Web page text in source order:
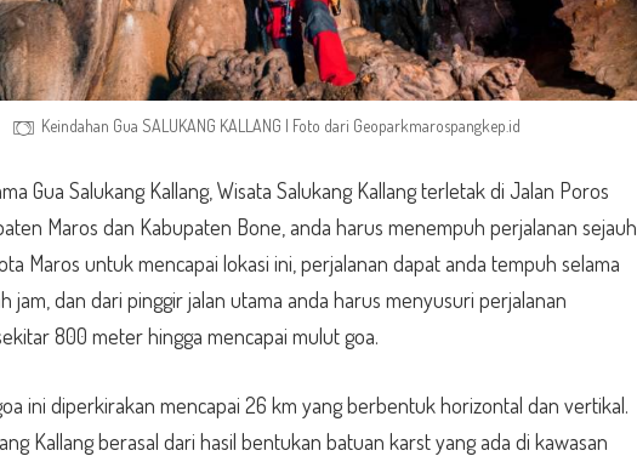
Keindahan Gua SALUKANG KALLANG | Foto dari Geoparkmarospangkep.id
Gua Salukang Kallang, Wisata Salukang Kallang terletak di Jalan Poros
Maros dan Kabupaten Bone, anda harus menempuh perjalanan sejauh
Maros untuk mencapai lokasi ini, perjalanan dapat anda tempuh selama
jam, dan dari pinggir jalan utama anda harus menyusuri perjalanan
800 meter hingga mencapai mulut goa.
ini diperkirakan mencapai 26 km yang berbentuk horizontal dan vertikal.
Kallang berasal dari hasil bentukan batuan karst yang ada di kawasan